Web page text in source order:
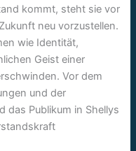
kommt, steht sie vor
neu vorzustellen.
wie Identität,
Geist einer
Vor dem
und der
das Publikum in Shellys